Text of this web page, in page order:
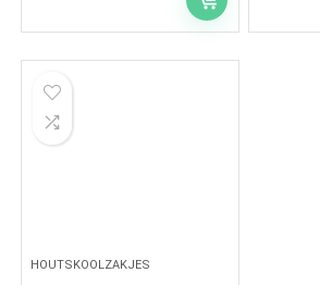
HOUTSKOOLZAKJES